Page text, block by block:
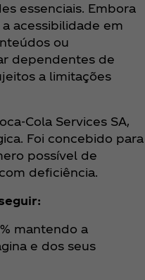
essenciais. Embora
acessibilidade em
ou
dependentes de
a limitações
Services SA,
Foi concebido para
possível de
deficiência.
a
e dos seus